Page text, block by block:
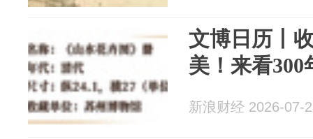
文博日历丨
美！来看300
新浪财经 2026-07-